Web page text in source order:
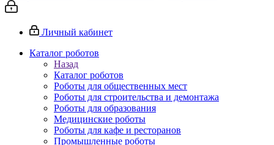
Личный кабинет
Каталог роботов
Назад
Каталог роботов
Роботы для общественных мест
Роботы для строительства и демонтажа
Роботы для образования
Медицинские роботы
Роботы для кафе и ресторанов
Промышленные роботы